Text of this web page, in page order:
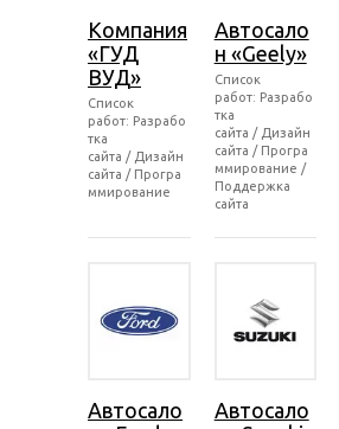
Компания
«ГУД
ВУД»
Список
работ: Разрабо
тка
сайта / Дизайн
сайта / Програ
ммирование
Автосало
н «Geely»
Список
работ: Разрабо
тка
сайта / Дизайн
сайта / Програ
ммирование /
Поддержка
сайта
Автосало
Автосало